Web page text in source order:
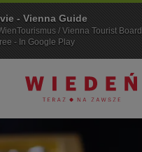
- Vienna Guide
/ Vienna Tourist Board
- In Google Play